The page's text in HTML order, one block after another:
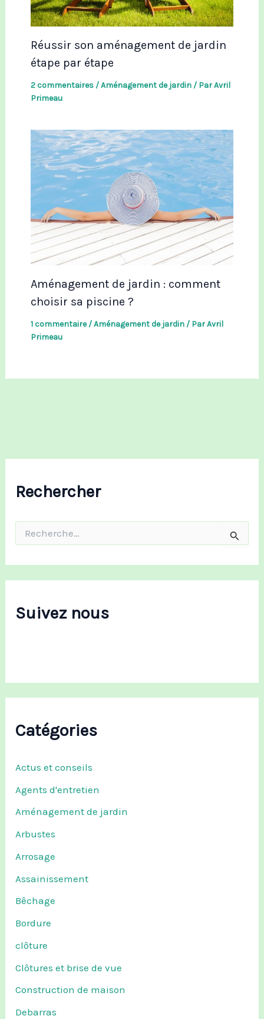
Rechercher
h
e
Suivez nous
Catégories
Actus et conseils
Agents d'entretien
Aménagement de jardin
Arbustes
Arrosage
Assainissement
Bêchage
Bordure
clôture
Clôtures et brise de vue
Construction de maison
Debarras
Réussir son aménagement de jardin
étape par étape
2 commentaires /Aménagement de jardin/ ParAvril
Primeau
Aménagement de jardin : comment
choisir sa piscine ?
1 commentaire /Aménagement de jardin/ ParAvril
Primeau